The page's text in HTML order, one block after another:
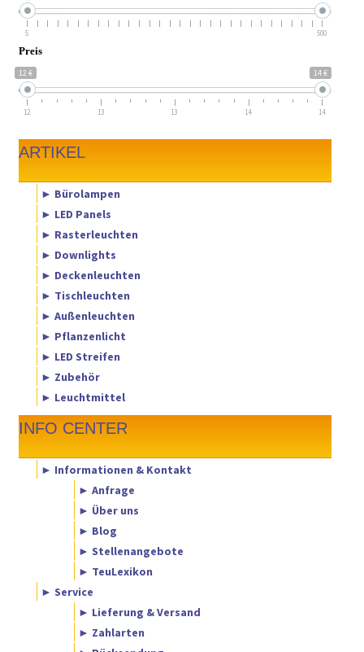
5 500
Preis
12 € 14 €
12 13 13 14 14
ARTIKEL
► Bürolampen
► LED Panels
► Rasterleuchten
► Downlights
► Deckenleuchten
► Tischleuchten
► Außenleuchten
► Pflanzenlicht
► LED Streifen
► Zubehör
► Leuchtmittel
INFO CENTER
► Informationen & Kontakt
► Anfrage
► Über uns
► Blog
► Stellenangebote
► TeuLexikon
► Service
► Lieferung & Versand
► Zahlarten